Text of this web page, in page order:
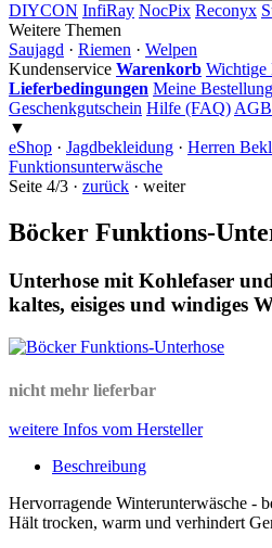
DIYCON InfiRay NocPix Reconyx
Weitere Themen
Saujagd · Riemen · Welpen
Kundenservice Warenkorb Wichtige
Lieferbedingungen Meine
Geschenkgutschein Hilfe (FAQ) AGB
▼
eShop · Jagdbekleidung · Herren
Funktionsunterwäsche
Seite 4/3 · zurück · weiter
Böcker Funktions-
Unterhose mit Kohlefaser
kaltes, eisiges und windiges
nicht mehr lieferbar
weitere Infos vom Hersteller
Beschreibung
Hervorragende Winterunterwäsche -
Hält trocken, warm und verhindert